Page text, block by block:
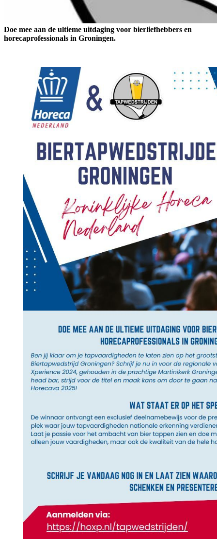
Doe mee aan de ultieme uitdaging voor bierliefhebbers en
horecaprofessionals in Groningen.